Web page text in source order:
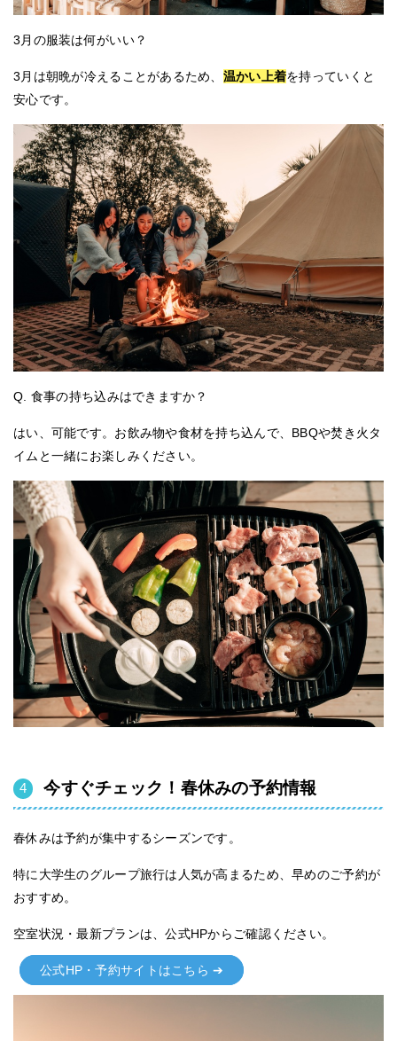
3月の服装は何がいい？
3月は朝晩が冷えることがあるため、 温かい上着を持っていくと
安心です。
Q. 食事の持ち込みはできますか？
はい、可能です。 お飲み物や食材を持ち込んで、BBQや焚き火タ
イムと一緒にお楽しみください。
今すぐチェック！春休みの予約情報
春休みは予約が集中するシーズンです。
特に大学生のグループ旅行は人気が高まるため、早めのご予約が
おすすめ。
空室状況・最新プランは、公式HPからご確認ください。
公式HP・予約サイトはこちら ➔